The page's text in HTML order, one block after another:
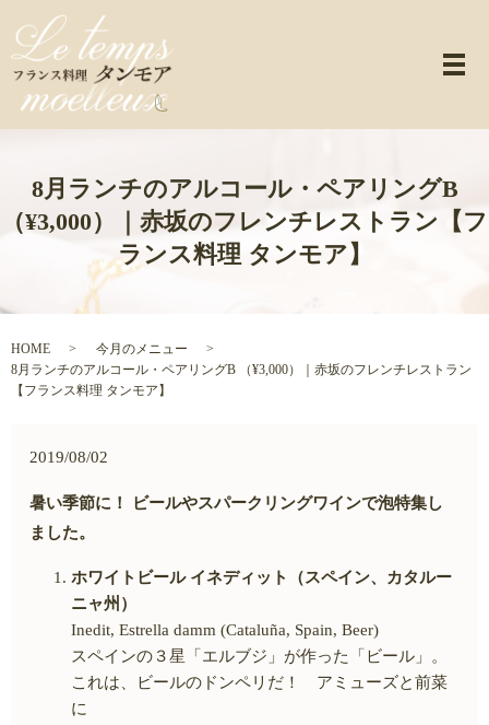
メ
8月ランチのアルコール・ペアリングB
（¥3,000）｜赤坂のフレンチレストラン【フ
ランス料理 タンモア】
HOME
今月のメニュー
8月ランチのアルコール・ペアリングB （¥3,000）｜赤坂のフレンチレストラン
【フランス料理 タンモア】
2019/08/02
暑い季節に！ ビールやスパークリングワインで泡特集し
ました。
ホワイトビール イネディット（スペイン、カタルー
ニャ州）
Inedit, Estrella damm (Cataluña, Spain, Beer)
スペインの３星「エルブジ」が作った「ビール」。
これは、ビールのドンペリだ！ アミューズと前菜
に